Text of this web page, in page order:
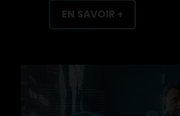
EN SAVOIR +